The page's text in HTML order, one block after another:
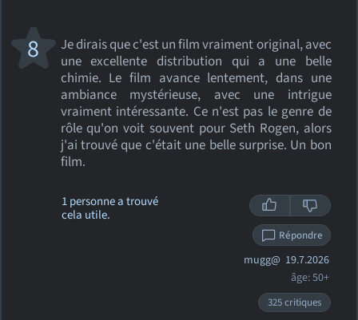
Je dirais que c'est un film vraiment original, avec
une excellente distribution qui a une belle
chimie. Le film avance lentement, dans une
ambiance mystérieuse, avec une intrigue
vraiment intéressante. Ce n'est pas le genre de
rôle qu'on voit souvent pour Seth Rogen, alors
j'ai trouvé que c'était une belle surprise. Un bon
film.
8
1 personne a trouvé
cela utile.
Répondre
mugg@ 19.7.2026
âge: 50+
325 critiques